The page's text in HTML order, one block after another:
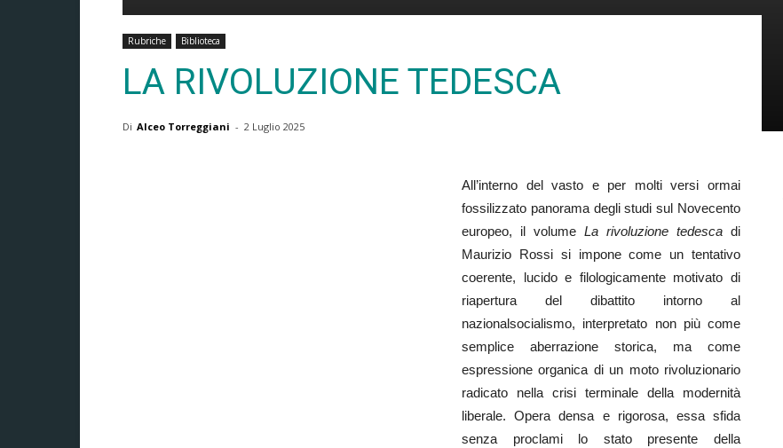
geopolitici
Rubriche Biblioteca
LA RIVOLUZIONE TEDESCA
Di Alceo Torreggiani - 2 Luglio 2025
All’interno del vasto e per molti versi ormai
fossilizzato panorama degli studi sul Novecento
europeo, il volume La rivoluzione tedesca di
Maurizio Rossi si impone come un tentativo
coerente, lucido e filologicamente motivato di
riapertura del dibattito intorno al
nazionalsocialismo, interpretato non più come
semplice aberrazione storica, ma come
espressione organica di un moto rivoluzionario
radicato nella crisi terminale della modernità
liberale. Opera densa e rigorosa, essa sfida
senza proclami lo stato presente della